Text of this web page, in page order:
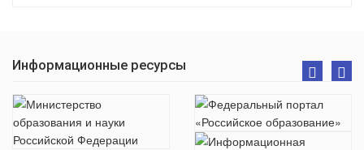
Информационные ресурсы